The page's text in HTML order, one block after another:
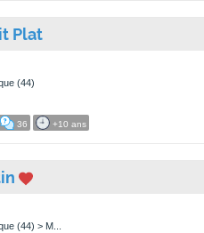
Plat
(44)
36 +10 ans
(44) > M...